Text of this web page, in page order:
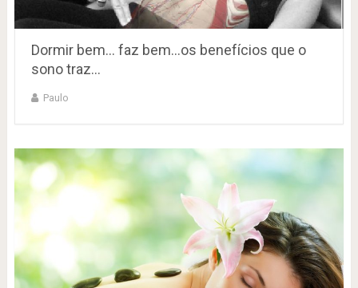
Dormir bem… faz bem…os benefícios que o
sono traz…
Paulo